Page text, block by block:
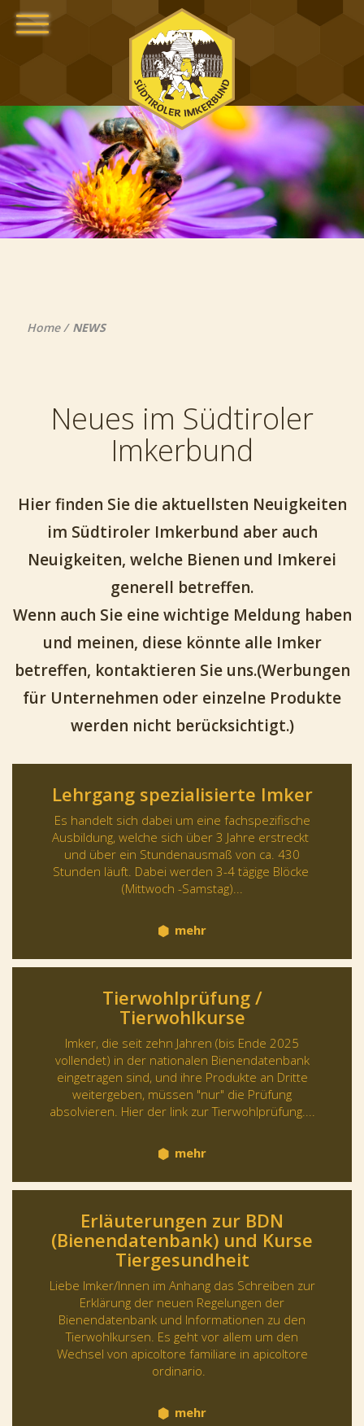
Home NEWS
Neues im Südtiroler
Imkerbund
Hier finden Sie die aktuellsten Neuigkeiten
im Südtiroler Imkerbund aber auch
Neuigkeiten, welche Bienen und Imkerei
generell betreffen.
Wenn auch Sie eine wichtige Meldung haben
und meinen, diese könnte alle Imker
betreffen, kontaktieren Sie uns.(Werbungen
für Unternehmen oder einzelne Produkte
werden nicht berücksichtigt.)
Lehrgang spezialisierte Imker
Es handelt sich dabei um eine fachspezifische
Ausbildung, welche sich über 3 Jahre erstreckt
und über ein Stundenausmaß von ca. 430
Stunden läuft. Dabei werden 3-4 tägige Blöcke
(Mittwoch -Samstag)...
mehr
Tierwohlprüfung /
Tierwohlkurse
Imker, die seit zehn Jahren (bis Ende 2025
vollendet) in der nationalen Bienendatenbank
eingetragen sind, und ihre Produkte an Dritte
weitergeben, müssen "nur" die Prüfung
absolvieren. Hier der link zur Tierwohlprüfung....
mehr
Erläuterungen zur BDN
(Bienendatenbank) und Kurse
Tiergesundheit
Liebe Imker/Innen im Anhang das Schreiben zur
Erklärung der neuen Regelungen der
Bienendatenbank und Informationen zu den
Tierwohlkursen. Es geht vor allem um den
Wechsel von apicoltore familiare in apicoltore
ordinario.
mehr